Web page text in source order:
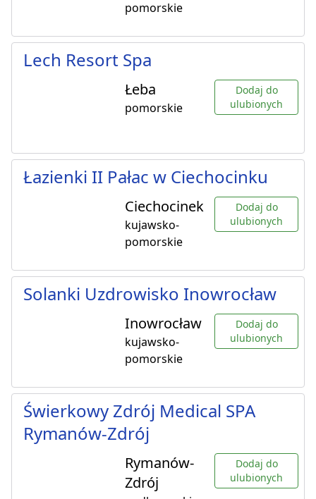
pomorskie
Lech Resort Spa
Łeba
pomorskie
Dodaj do
ulubionych
Łazienki II Pałac w Ciechocinku
Ciechocinek
kujawsko-
pomorskie
Dodaj do
ulubionych
Solanki Uzdrowisko Inowrocław
Inowrocław
kujawsko-
pomorskie
Dodaj do
ulubionych
Świerkowy Zdrój Medical SPA
Rymanów-Zdrój
Rymanów-
Zdrój
Dodaj do
ulubionych